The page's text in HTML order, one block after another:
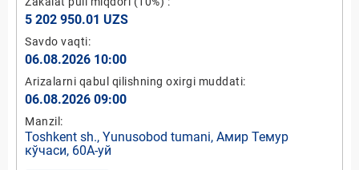
5 202 950.01 UZS
Savdo vaqti:
06.08.2026 10:00
Arizalarni qabul qilishning oxirgi muddati:
06.08.2026 09:00
Manzil:
Toshkent sh., Yunusobod tumani, Амир Темур
кўчаси, 60А-уй